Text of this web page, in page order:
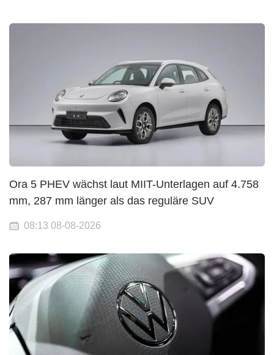
Ora 5 PHEV wächst laut MIIT-Unterlagen auf 4.758
mm, 287 mm länger als das reguläre SUV
08:13 08-08-2026